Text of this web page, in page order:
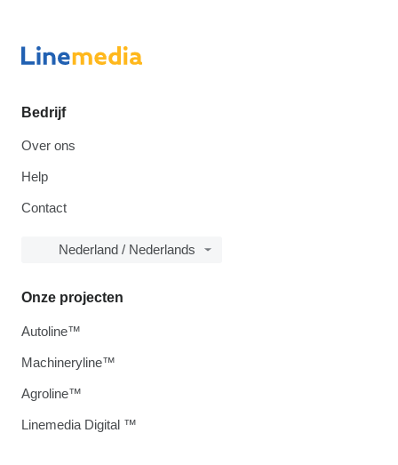
Bedrijf
Over ons
Help
Contact
Nederland / Nederlands
Onze projecten
Autoline™
Machineryline™
Agroline™
Linemedia Digital ™